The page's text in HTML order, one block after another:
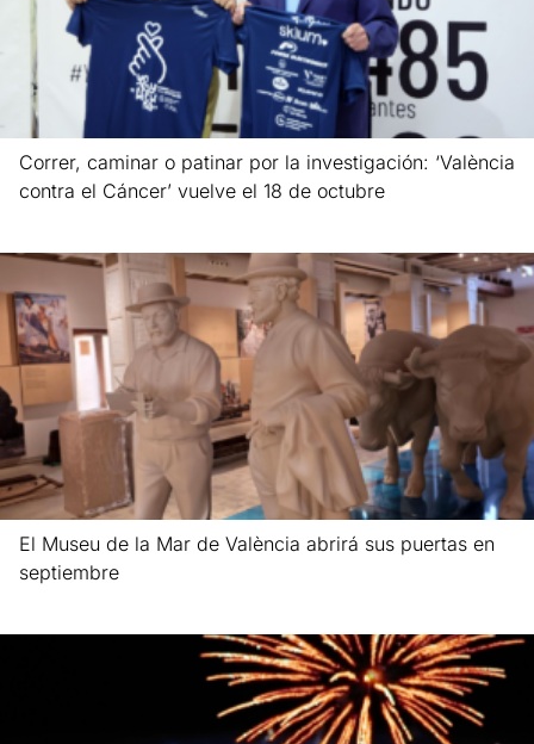
Correr, caminar o patinar por la investigación: ‘València
contra el Cáncer’ vuelve el 18 de octubre
El Museu de la Mar de València abrirá sus puertas en
septiembre